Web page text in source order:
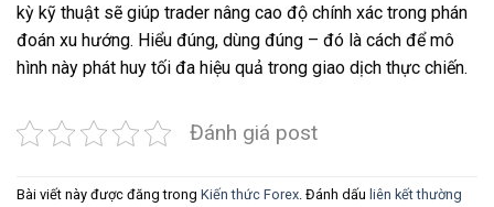
kỳ kỹ thuật sẽ giúp trader nâng cao độ chính xác trong phán
đoán xu hướng. Hiểu đúng, dùng đúng – đó là cách để mô
hình này phát huy tối đa hiệu quả trong giao dịch thực chiến.
Đánh giá post
Bài viết này được đăng trong Kiến thức Forex . Đánh dấu liên kết thường